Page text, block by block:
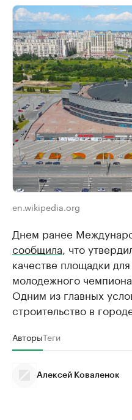
en.wikipedia.org
Днем ранее
сообщила, что
качестве площадки
молодежного
Одним из главных
строительство в
АвторыТеги
Алексей Коваленок